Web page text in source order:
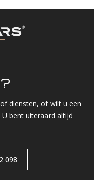
diensten, of wilt u een
bent uiteraard altijd
098